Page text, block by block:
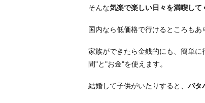
そんな気楽で楽しい日々を満喫して
国内なら低価格で行けるところもあ
家族ができたら金銭的にも、簡単
間"と"お金"を使えます。
結婚して子供がいたりすると、 バタ